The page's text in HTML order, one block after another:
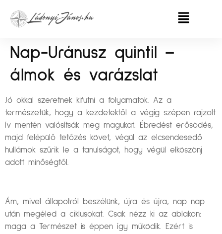
Nap-Uránusz quintil –
álmok és varázslat
Jó okkal szeretnek kifutni a folyamatok. Az a
természetük, hogy a kezdetektől a végig szépen rajzolt
ív mentén valósítsák meg magukat. Ébredést erősödés,
majd felépülő tetőzés követ, végül az elcsendesedő
hullámok szűrik le a tanulságot, hogy végül elköszönj
adott minőségtől.
Ám, mivel állapotról beszélünk, újra és újra, nap nap
után megéled a ciklusokat. Csak nézz ki az ablakon:
maga a Természet is éppen így működik. Ezért is